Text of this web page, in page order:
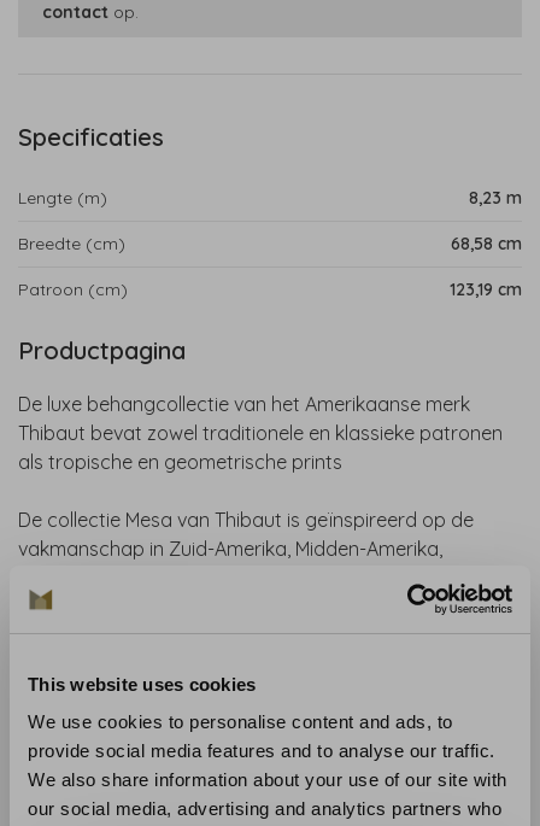
This website uses cookies
We use cookies to personalise content and ads, to
provide social media features and to analyse our traffic.
We also share information about your use of our site with
our social media, advertising and analytics partners who
contact op.
Specificaties
Lengte (m) 8,23 m
Breedte (cm) 68,58 cm
Patroon (cm) 123,19 cm
Productpagina
De luxe behangcollectie van het Amerikaanse merk
Thibaut bevat zowel traditionele en klassieke patronen
als tropische en geometrische prints
De collectie Mesa van Thibaut is geïnspireerd op de
vakmanschap in Zuid-Amerika, Midden-Amerika,
Centraal-Azië en het Midden-Oosten tijdens de 19e eeuw.
Het was een moment waarop ambachtslieden de
textieltechnieken en ontwerpen uit de oudheid zich eigen
kleurenpalet van deze behang collectie voegen warmte
en diepte aan elk interieur.
Collectie : Mesa
Materiaal: Papier